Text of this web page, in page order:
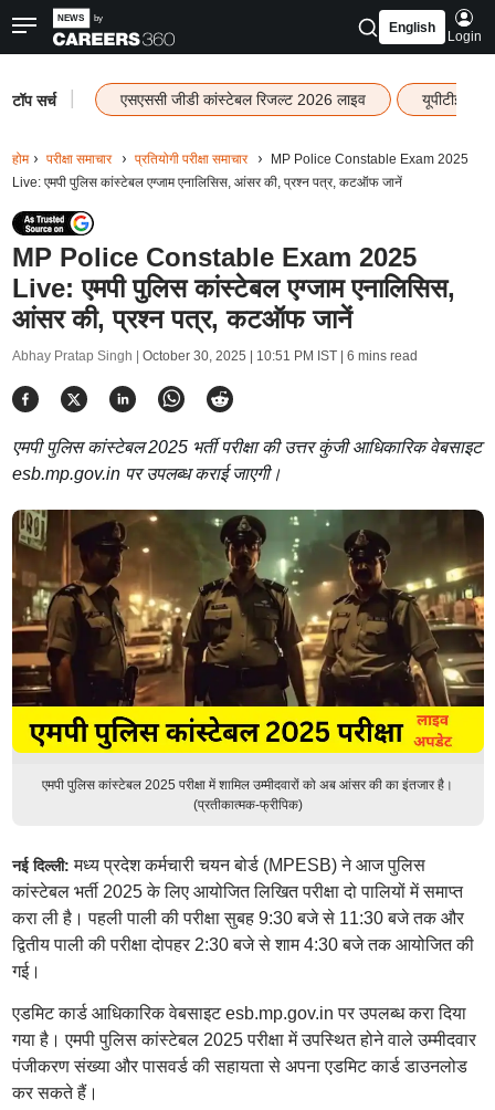
English
Login
टॉप सर्च एसएससी जीडी कांस्टेबल रिजल्ट 2026 लाइव यूपीटीईटी
होम परीक्षा समाचार प्रतियोगी परीक्षा समाचार
MP Police Constable Exam 2025
Live: एमपी पुलिस कांस्टेबल एग्जाम एनालिसिस, आंसर की, प्रश्न पत्र, कटऑफ जानें
MP Police Constable Exam 2025
Live: एमपी पुलिस कांस्टेबल एग्जाम एनालिसिस,
आंसर की, प्रश्न पत्र, कटऑफ जानें
Abhay Pratap Singh | October 30, 2025 | 10:51 PM IST| 6 mins read
एमपी पुलिस कांस्टेबल 2025 भर्ती परीक्षा की उत्तर कुंजी आधिकारिक वेबसाइट
esb.mp.gov.in पर उपलब्ध कराई जाएगी।
एमपी पुलिस कांस्टेबल 2025 परीक्षा में शामिल उम्मीदवारों को अब आंसर की का इंतजार है।
(प्रतीकात्मक-फ्रीपिक)
नई दिल्ली:मध्य प्रदेश कर्मचारी चयन बोर्ड (MPESB) ने आज पुलिस
कांस्टेबल भर्ती 2025 के लिए आयोजित लिखित परीक्षा दो पालियों में समाप्त
करा ली है। पहली पाली की परीक्षा सुबह 9:30 बजे से 11:30 बजे तक और
द्वितीय पाली की परीक्षा दोपहर 2:30 बजे से शाम 4:30 बजे तक आयोजित की
गई।
एडमिट कार्ड आधिकारिक वेबसाइट esb.mp.gov.in पर उपलब्ध करा दिया
गया है। एमपी पुलिस कांस्टेबल 2025 परीक्षा में उपस्थित होने वाले उम्मीदवार
पंजीकरण संख्या और पासवर्ड की सहायता से अपना एडमिट कार्ड डाउनलोड
कर सकते हैं।